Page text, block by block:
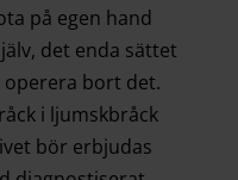
på egen hand
det enda sättet
bort det.
i ljumskbråck
bör erbjudas